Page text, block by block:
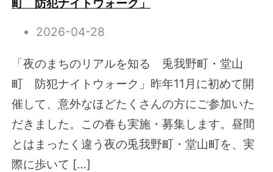
2026-04-28
「夜のまちのリアルを知る 兎我野町・堂山
町 防犯ナイトウォーク」昨年11月に初めて開
催して、意外なほどたくさんの方にご参加いた
だきました。この春も実施・募集します。昼間
とはまったく違う夜の兎我野町・堂山町を、実
際に歩いて […]